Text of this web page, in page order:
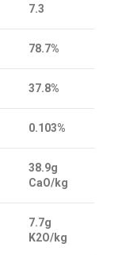
7.3
78.7%
37.8%
0.103%
38.9g
CaO/kg
7.7g
K2O/kg